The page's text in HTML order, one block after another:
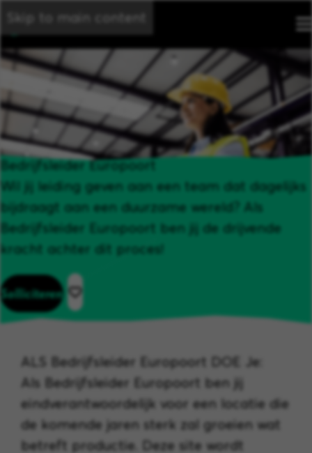
Skip to main content
Bedrijfsleider Europoort
Wil jij leiding geven aan een team dat dagelijks
bijdraagt aan een duurzame wereld? Als
Bedrijfsleider Europoort ben jij de drijvende
kracht achter dit proces!
Solliciteren
ALS Bedrijfsleider Europoort DOE Je:
Als Bedrijfsleider Europoort ben jij
eindverantwoordelijk voor een locatie die
de komende jaren sterk zal groeien wat
betreft productie. Deze site wordt